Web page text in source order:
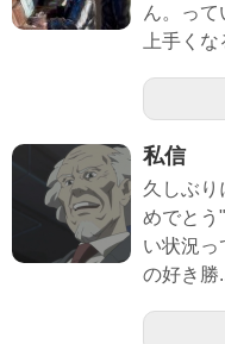
ん。って
上手く
私信
久しぶり
めでとう
い状況っ
の好き勝